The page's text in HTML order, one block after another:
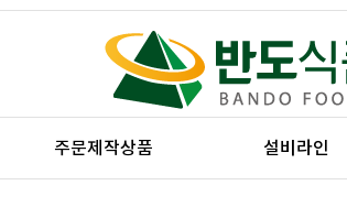
주문제작상품 설비라인